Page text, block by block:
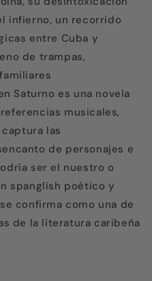
infierno, un recorrido
entre Cuba y
de trampas,
Saturno es una novela
musicales,
las
de personajes e
ser el nuestro o
spanglish poético y
confirma como una de
de la literatura caribeña